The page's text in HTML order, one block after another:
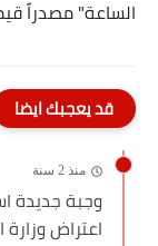
الساعة" مصدراً
قد يعجبك ايضا
منذ 2 سنة
وجبة جديدة
اعتراض